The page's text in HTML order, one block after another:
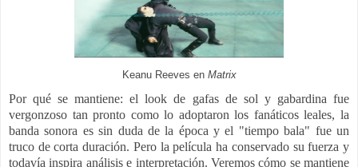
Keanu Reeves en Matrix
Por qué se mantiene: el look de gafas de sol y gabardina fue
vergonzoso tan pronto como lo adoptaron los fanáticos leales, la
banda sonora es sin duda de la época y el "tiempo bala" fue un
truco de corta duración. Pero la película ha conservado su fuerza y
todavía inspira análisis e interpretación. Veremos cómo se mantiene